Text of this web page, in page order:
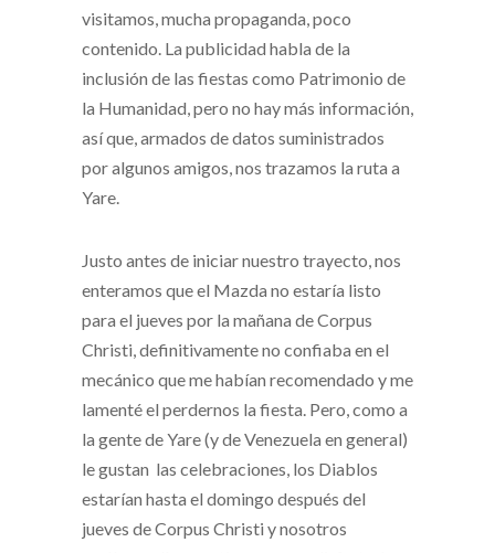
visitamos, mucha propaganda, poco
contenido. La publicidad habla de la
inclusión de las fiestas como Patrimonio de
la Humanidad, pero no hay más información,
así que, armados de datos suministrados
por algunos amigos, nos trazamos la ruta a
Yare.
Justo antes de iniciar nuestro trayecto, nos
enteramos que el Mazda no estaría listo
para el jueves por la mañana de Corpus
Christi, definitivamente no confiaba en el
mecánico que me habían recomendado y me
lamenté el perdernos la fiesta. Pero, como a
la gente de Yare (y de Venezuela en general)
le gustan las celebraciones, los Diablos
estarían hasta el domingo después del
jueves de Corpus Christi y nosotros